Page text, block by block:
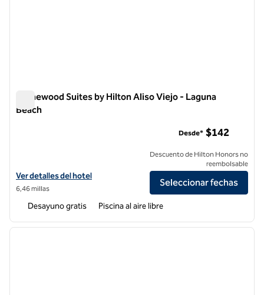
Homewood Suites by Hilton Aliso Viejo - Laguna
Beach
Ver detalles del hotel Homewood Suites by Hilton Aliso Viejo -
Ver detalles del hotel
6,46 millas
Desde* $142
Descuento de Hilton Honors no
reembolsable
Seleccionar fechas
Desayuno gratis Piscina al aire libre
1 de 12